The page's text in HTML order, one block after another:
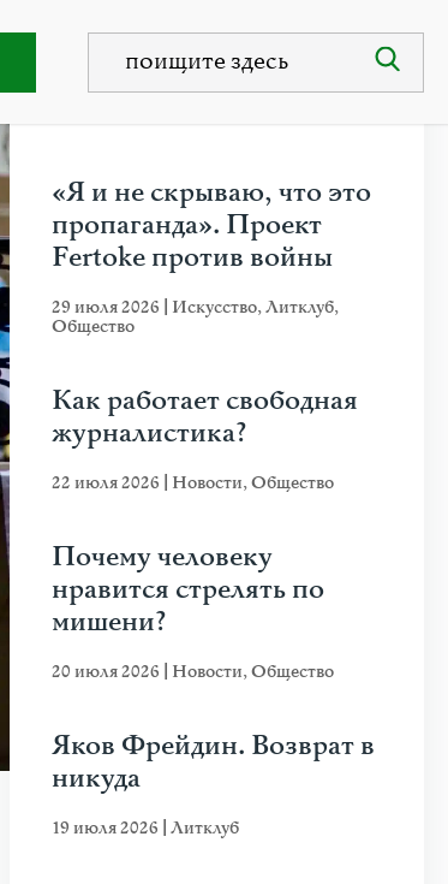
«Я и не скрываю, что это
пропаганда». Проект
Fertoke против войны
29 июля 2026 Искусство,Литклуб,
Общество
Как работает свободная
журналистика?
22 июля 2026 Новости,Общество
Почему человеку
нравится стрелять по
мишени?
20 июля 2026 Новости,Общество
Яков Фрейдин. Возврат в
никуда
19 июля 2026 Литклуб